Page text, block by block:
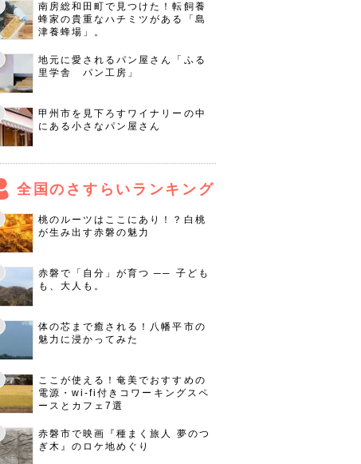
南房総和田町で見つけた！転飼養
蜂家の貴重なハチミツがある「島
津養蜂場」。
地元に愛されるパン屋さん「ふる
里学舎 パン工房」
甲州市を見下ろすワイナリーの中
にある小さなパン屋さん
全国のさすらいランキング
桃のルーツはここにあり！？白桃
が生み出す赤磐の魅力
赤磐で「自分」が育つ ── 子ども
も、大人も。
体の芯まで癒される！八幡平市の
魅力に浸かってみた
ここが使える！奄美でおすすめの
電源・wi-fi付きコワーキングスペ
ースとカフェ7選
赤磐市で映画『種まく旅人 夢のつ
ぎ木』のロケ地めぐり